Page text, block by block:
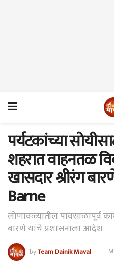
पर्यटकांच्या
शहरात वाहनतळ
खासदार श्रीरंग
Barne
लोणावळ्यातील पावसाळापूर्व
बारणे यांचे प्रशासनाला आदेश
byTeam Dainik Maval